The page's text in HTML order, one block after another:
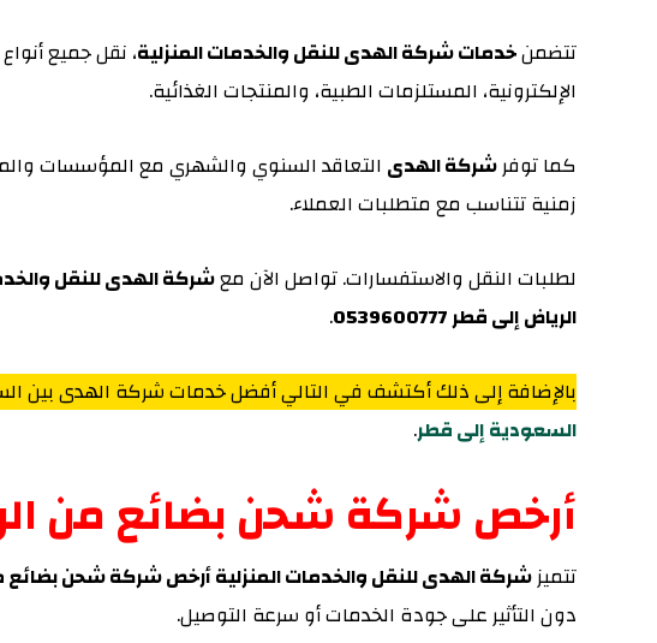
تتضمنخدمات شركة الهدى للنقل والخدمات المنزلية، نقل جميع
الإلكترونية، المستلزمات الطبية، والمنتجات الغذائية.
كما توفرشركة الهدى التعاقد السنوي والشهري مع المؤسسات
زمنية تتناسب مع متطلبات العملاء.
لطلبات النقل والاستفسارات. تواصل الآن معشركة الهدى للنقل
الرياض إلى قطر 0539600777
.
بالإضافة إلى ذلك أكتشف في التالي أفضل خدمات شركة الهدى بين
السعودية إلى قطر.
أرخص شركة شحن بضائع من
تتميزشركة الهدى للنقل والخدمات المنزلية أرخص شركة شحن بضائع
دون التأثير على جودة الخدمات أو سرعة التوصيل.